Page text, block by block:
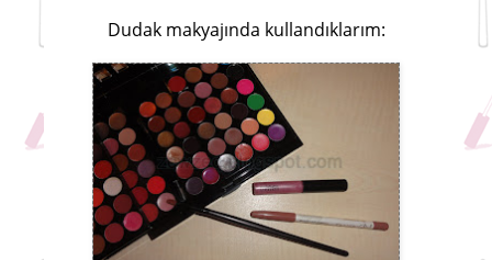
Dudak makyajında kullandıklarım: